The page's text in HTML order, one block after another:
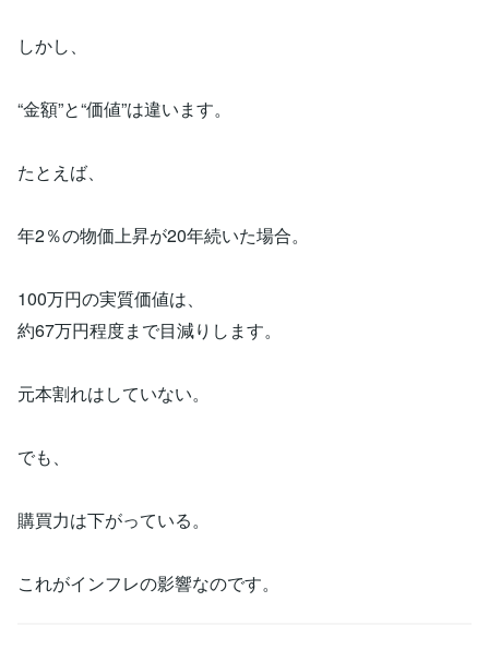
しかし、
“金額”と“価値”は違います。
たとえば、
年2％の物価上昇が20年続いた場合。
100万円の実質価値は、
約67万円程度まで目減りします。
元本割れはしていない。
でも、
購買力は下がっている。
これがインフレの影響なのです。